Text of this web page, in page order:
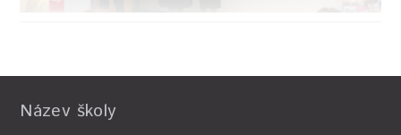
Název školy